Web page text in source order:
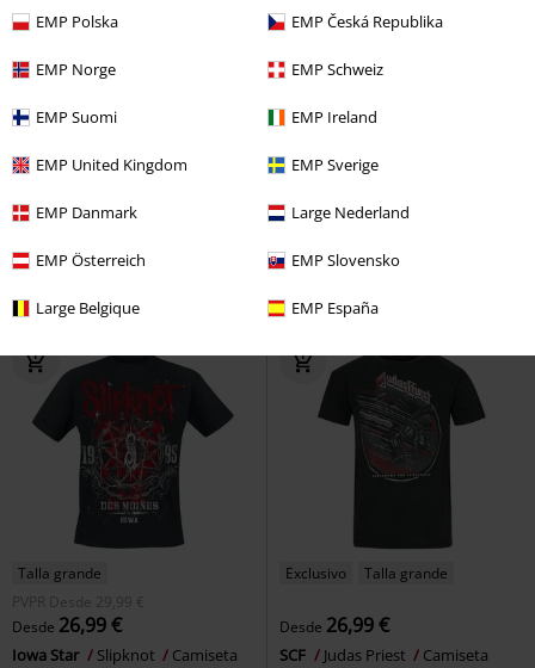
EMP Polska EMP Česká Republika
EMP Norge EMP Schweiz
EMP Suomi EMP Ireland
EMP United Kingdom EMP Sverige
EMP Danmark Large Nederland
EMP Österreich EMP Slovensko
Large Belgique EMP España
Talla grande
Desde26,99 €
Angels Lie
Premium
26,99 €
1946
Talla grande
PVPR
Desde 29,99 €
Desde 26,99 €
Iowa Star Slipknot Camiseta
Exclusivo Talla grande
Desde 26,99 €
SCF Judas Priest Camiseta